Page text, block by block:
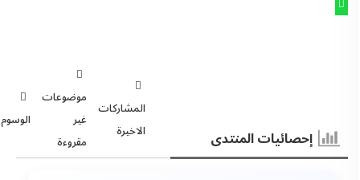
إحصائيات المنتدى
المشاركات
الاخيرة
موضوعات
غير
مقروءة
الوسوم